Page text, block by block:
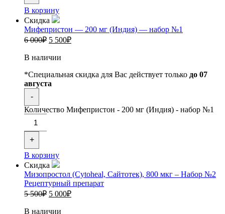
В корзину
Скидка
Мифепристон — 200 мг (Индия) — набор №1
6 000₽ 5 500₽
В наличии
*Специальная скидка для Вас действует только до 07
августа
-
Количество Мифепристон - 200 мг (Индия) - набор №1
+
В корзину
Скидка
Мизопростол (Cytoheal, Сайтотек), 800 мкг – Набор №2
Рецептурный препарат
5 500₽ 5 000₽
В наличии